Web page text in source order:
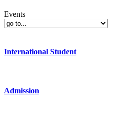
Events
International Student
Admission